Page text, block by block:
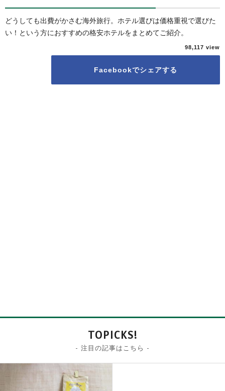
どうしても出費がかさむ海外旅行。ホテル選びは価格重視で選びた
い！という方におすすめの格安ホテルをまとめてご紹介。
98,117
Facebookでシェアする
TOPICKS!
- 注目の記事はこちら -